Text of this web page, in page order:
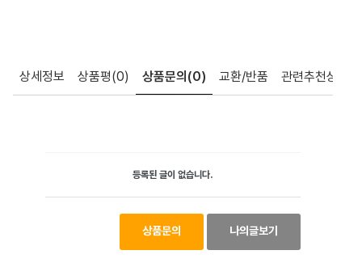
상세정보 상품평(0) 상품문의 (0) 교환/반품 관련추천상품
등록된 글이 없습니다.
상품문의 나의글보기